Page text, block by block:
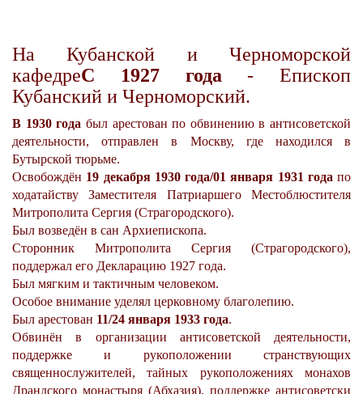
На Кубанской и Черноморской
кафедреС 1927 года - Епископ
Кубанский и Черноморский.
В 1930 года был арестован по обвинению в антисоветской
деятельности, отправлен в Москву, где находился в
Бутырской тюрьме.
Освобождён 19 декабря 1930 года/01 января 1931 года по
ходатайству Заместителя Патриаршего Местоблюстителя
Митрополита Сергия (Страгородского).
Был возведён в сан Архиепископа.
Сторонник Митрополита Сергия (Страгородского),
поддержал его Декларацию 1927 года.
Был мягким и тактичным человеком.
Особое внимание уделял церковному благолепию.
Был арестован 11/24 января 1933 года.
Обвинён в организации антисоветской деятельности,
поддержке и рукоположении странствующих
священнослужителей, тайных рукоположениях монахов
Драндского монастыря (Абхазия), поддержке антисоветски